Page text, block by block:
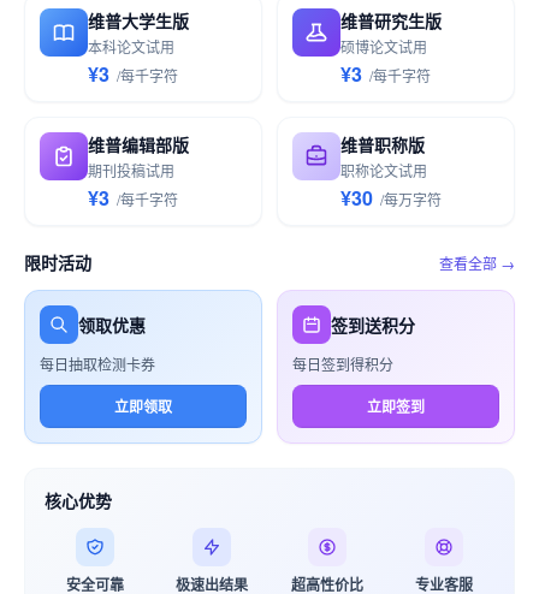
维普大学生版
本科论文试用
¥3 /每千字符
维普研究生版
硕博论文试用
¥3 /每千字符
维普编辑部版
期刊投稿试用
¥3 /每千字符
维普职称版
职称论文试用
¥30 /每万字符
限时活动 查看全部 →
领取优惠
每日抽取检测卡券
立即领取
签到送积分
每日签到得积分
立即签到
核心优势
安全可靠 极速出结果 超高性价比 专业客服